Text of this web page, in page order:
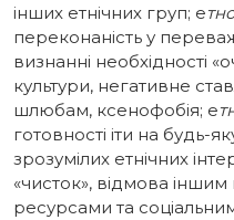
інших етнічних груп; е
переконаність у
визнанні необхідності
культури, негативне
шлюбам, ксенофобія; е
готовності іти на будь-
зрозумілих етнічних
«чисток», відмова
ресурсами та